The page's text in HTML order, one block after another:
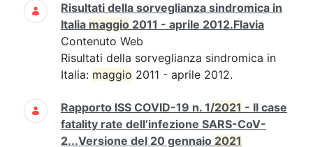
Risultati della sorveglianza sindromica in
Italia maggio 2011 - aprile 2012.Flavia
Contenuto Web
Risultati della sorveglianza sindromica in
Italia: maggio 2011 - aprile 2012.
Rapporto ISS COVID-19 n. 1/2021 - Il case
fatality rate dell’infezione SARS-CoV-
2...Versione del 20 gennaio 2021